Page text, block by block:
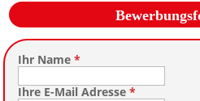
Ihr Name*
Ihre E-Mail Adresse*